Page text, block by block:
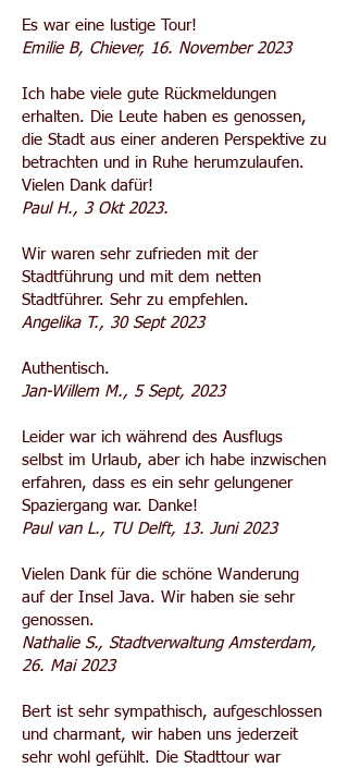
Es war eine lustige Tour!
Emilie B, Chiever, 16. November 2023
Ich habe viele gute Rückmeldungen
erhalten. Die Leute haben es genossen,
die Stadt aus einer anderen Perspektive zu
betrachten und in Ruhe herumzulaufen.
Vielen Dank dafür!
Paul H., 3 Okt 2023.
Wir waren sehr zufrieden mit der
Stadtführung und mit dem netten
Stadtführer. Sehr zu empfehlen.
Angelika T., 30 Sept 2023
Authentisch.
Jan-Willem M., 5 Sept, 2023
Leider war ich während des Ausflugs
selbst im Urlaub, aber ich habe inzwischen
erfahren, dass es ein sehr gelungener
Spaziergang war. Danke!
Paul van L., TU Delft, 13. Juni 2023
Vielen Dank für die schöne Wanderung
auf der Insel Java. Wir haben sie sehr
genossen.
Nathalie S., Stadtverwaltung Amsterdam,
26. Mai 2023
Bert ist sehr sympathisch, aufgeschlossen
und charmant, wir haben uns jederzeit
sehr wohl gefühlt. Die Stadttour war